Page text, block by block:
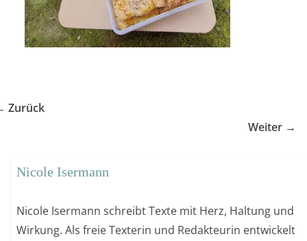
Zurück
Weiter →
Nicole Isermann
Nicole Isermann schreibt Texte mit Herz, Haltung und
Wirkung. Als freie Texterin und Redakteurin entwickelt